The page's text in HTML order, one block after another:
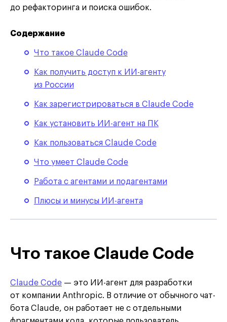
до рефакторинга и поиска ошибок.
Содержание
Что такое Claude Code
Как получить доступ к ИИ-агенту
из России
Как зарегистрироваться в Claude Code
Как установить ИИ-агент на ПК
Как пользоваться Claude Code
Что умеет Claude Code
Работа с агентами и подагентами
Плюсы и минусы ИИ-агента
Что такое Claude Code
Claude Code — это ИИ-агент для разработки
от компании Anthropic. В отличие от обычного чат-
бота Claude, он работает не с отдельными